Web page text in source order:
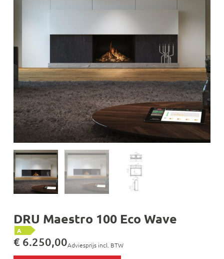
DRU Maestro 100 Eco Wave
A
€ 6.250,00Adviesprijs incl. BTW